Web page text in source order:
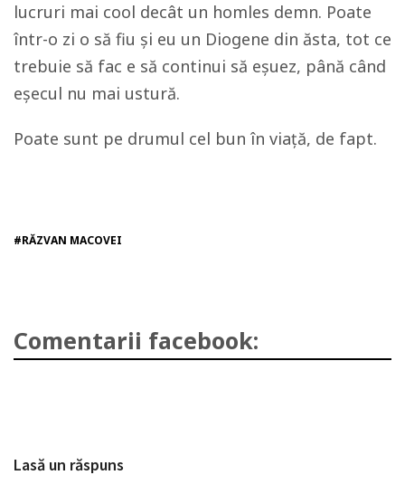
lucruri mai cool decât un homles demn. Poate
într-o zi o să fiu și eu un Diogene din ăsta, tot ce
trebuie să fac e să continui să eșuez, până când
eșecul nu mai ustură.
Poate sunt pe drumul cel bun în viață, de fapt.
#RĂZVAN MACOVEI
Comentarii facebook:
Lasă un răspuns